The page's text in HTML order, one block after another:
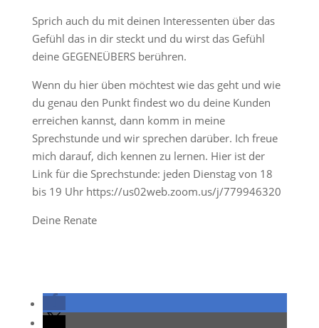
Sprich auch du mit deinen Interessenten über das
Gefühl das in dir steckt und du wirst das Gefühl
deine GEGENEÜBERS berühren.
Wenn du hier üben möchtest wie das geht und wie
du genau den Punkt findest wo du deine Kunden
erreichen kannst, dann komm in meine
Sprechstunde und wir sprechen darüber. Ich freue
mich darauf, dich kennen zu lernen. Hier ist der
Link für die Sprechstunde: jeden Dienstag von 18
bis 19 Uhr https://us02web.zoom.us/j/779946320
Deine Renate